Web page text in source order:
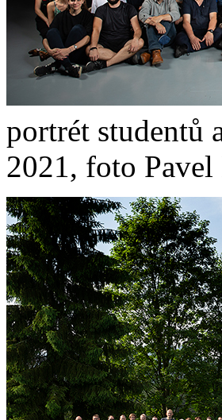
portrét studentů
2021, foto Pavel